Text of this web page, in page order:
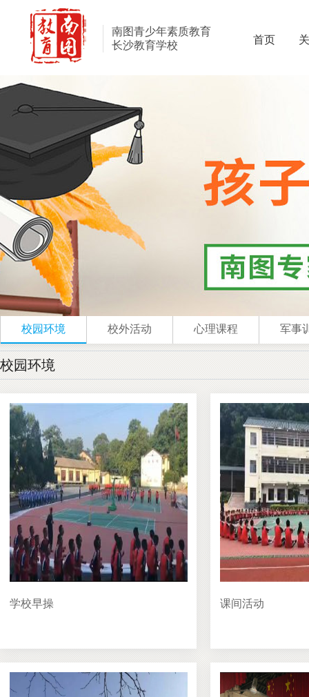
南图青少年素质教育
长沙教育学校
首页
校园环境 校外活动 心理课程 军事
校园环境
学校早操 课间活动